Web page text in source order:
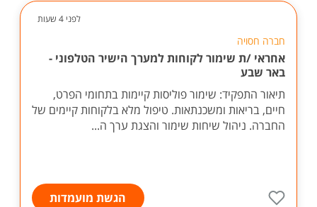
לפני 4 שעות
חברה חסויה
אחראי /ת שימור לקוחות למערך הישיר הטלפוני -
באר שבע
תיאור התפקיד: שימור פוליסות קיימות בתחומי הפרט,
חיים, בריאות ומשכנתאות. טיפול מלא בלקוחות קיימים של
החברה. ניהול שיחות שימור והצגת ערך ה...
הגשת מועמדות